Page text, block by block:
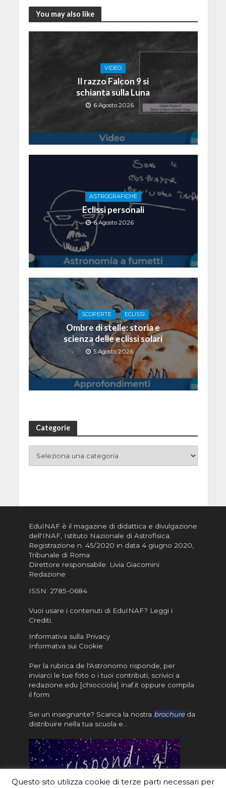
You may also like
VIDEO
Il razzo Falcon 9 si
schianta sulla Luna
6 Agosto 2026
ASTROGRAFICHE
Eclissi personali
6 Agosto 2026
SCOPERTE ECLISSI
Ombre di stelle: storia e
scienza delle eclissi solari
5 Agosto 2026
Categorie
EduINAF è il magazine di didattica e divulgazione
dell'INAF, Istituto Nazionale di Astrofisica.
Registrazione n. 45/2020 in data 4 giugno 2020,
Tribunale di Roma
Direttore responsabile: Livia Giacomini
Redazione
ISSN: 2785-0684
Vuoi usare i contenuti di EduINAF? Leggi i
Crediti.
Informativa sulla Privacy
Informatva sui Cookie
Per la rubrica de l'Astronomo risponde, per
inviarci le tue foto o i tuoi contributi, scrivici a
redazione.edu [chiocciola] inaf.it oppure compila
il form
Sei un insegnante? Scarica la nostra brochureda
distribuire nella tua scuola e…
Questo sito utilizza cookie di terze parti necessari per